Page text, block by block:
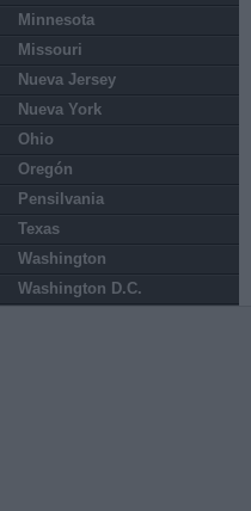
Minnesota
Missouri
Nueva Jersey
Nueva York
Ohio
Oregón
Pensilvania
Texas
Washington
Washington D.C.